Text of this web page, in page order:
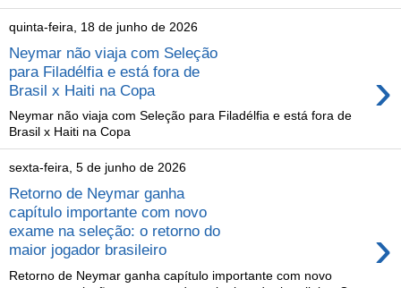
quinta-feira, 18 de junho de 2026
Neymar não viaja com Seleção
para Filadélfia e está fora de
Brasil x Haiti na Copa
›
Neymar não viaja com Seleção para Filadélfia e está fora de
Brasil x Haiti na Copa
sexta-feira, 5 de junho de 2026
Retorno de Neymar ganha
capítulo importante com novo
exame na seleção: o retorno do
maior jogador brasileiro
›
Retorno de Neymar ganha capítulo importante com novo